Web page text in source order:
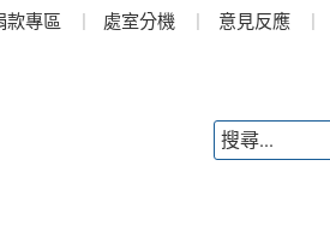
款專區 處室分機 意見反應